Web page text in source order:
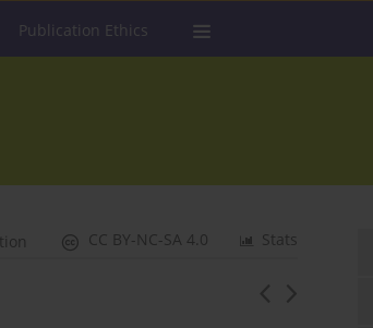
Publication Ethics
Stats
CC BY-NC-SA 4.0